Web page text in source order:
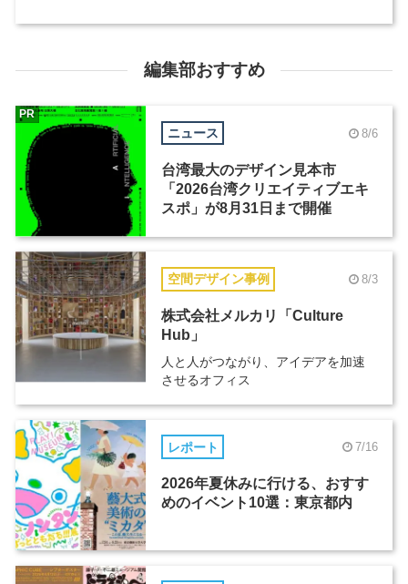
編集部おすすめ
ニュース 8/6
台湾最大のデザイン見本市
「2026台湾クリエイティブエキ
スポ」が8月31日まで開催
PR
空間デザイン事例 8/3
株式会社メルカリ「Culture
Hub」
人と人がつながり、アイデアを加速
させるオフィス
レポート 7/16
2026年夏休みに行ける、おすす
めのイベント10選：東京都内